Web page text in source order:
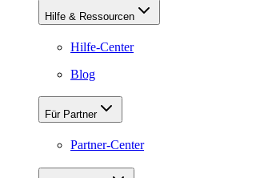
Hilfe & Ressourcen
Hilfe-Center
Blog
Für Partner
Partner-Center